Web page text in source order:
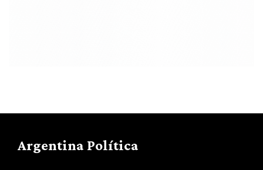
Argentina Política